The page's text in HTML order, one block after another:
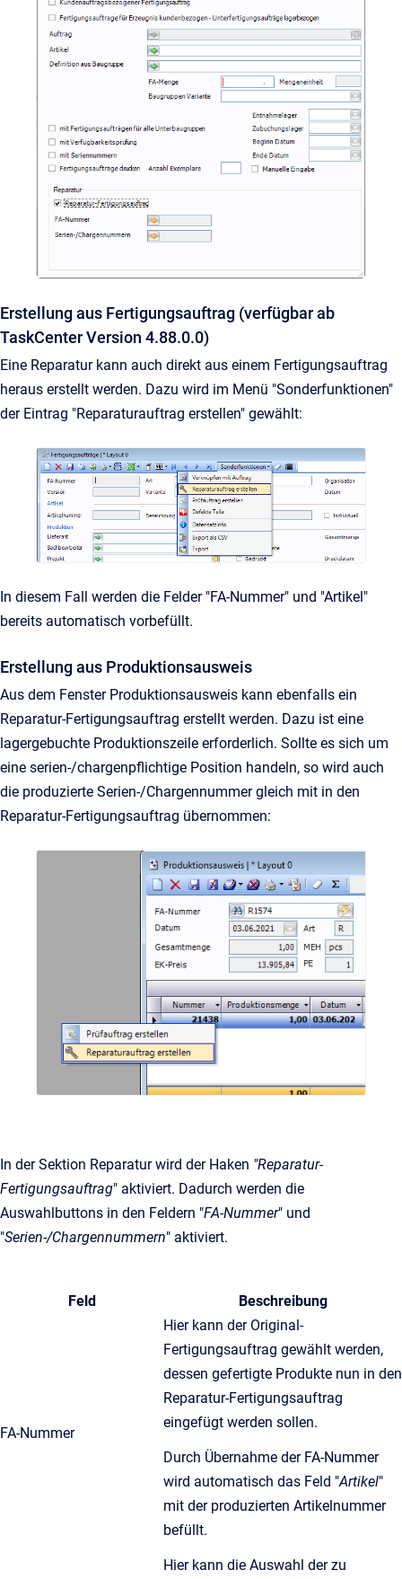
Erstellung aus Fertigungsauftrag (verfügbar ab
TaskCenter Version 4.88.0.0)
Eine Reparatur kann auch direkt aus einem Fertigungsauftrag
heraus erstellt werden. Dazu wird im Menü "Sonderfunktionen"
der Eintrag "Reparaturauftrag erstellen" gewählt:
In diesem Fall werden die Felder "FA-Nummer" und "Artikel"
bereits automatisch vorbefüllt.
Erstellung aus Produktionsausweis
Aus dem Fenster Produktionsausweis kann ebenfalls ein
Reparatur-Fertigungsauftrag erstellt werden. Dazu ist eine
lagergebuchte Produktionszeile erforderlich. Sollte es sich um
eine serien-/chargenpflichtige Position handeln, so wird auch
die produzierte Serien-/Chargennummer gleich mit in den
Reparatur-Fertigungsauftrag übernommen:
In der Sektion Reparatur wird der Haken "Reparatur-
Fertigungsauftrag" aktiviert. Dadurch werden die
Auswahlbuttons in den Feldern "FA-Nummer" und
"Serien-/Chargennummern" aktiviert.
Feld Beschreibung
FA-Nummer
Hier kann der Original-
Fertigungsauftrag gewählt werden,
dessen gefertigte Produkte nun in den
Reparatur-Fertigungsauftrag
eingefügt werden sollen.
Durch Übernahme der FA-Nummer
wird automatisch das Feld "Artikel"
mit der produzierten Artikelnummer
befüllt.
Hier kann die Auswahl der zu